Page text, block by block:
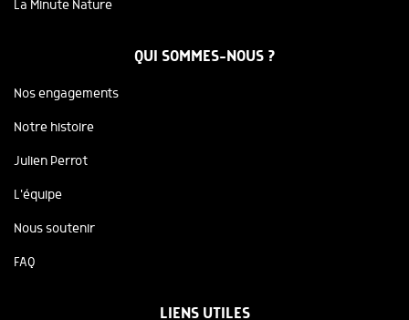
La Minute Nature
QUI SOMMES-NOUS ?
Nos engagements
Notre histoire
Julien Perrot
L'équipe
Nous soutenir
FAQ
LIENS UTILES